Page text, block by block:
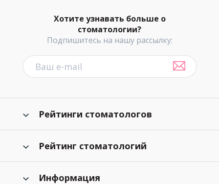
Хотите узнавать больше о
стоматологии?
Подпишитесь на нашу рассылку:
Рейтинги стоматологов
Рейтинг стоматологий
Информация